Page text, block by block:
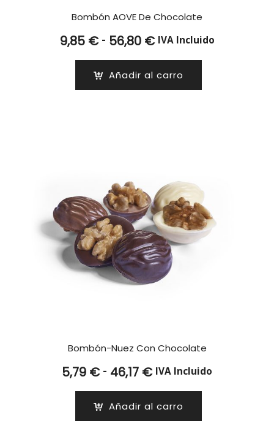
Bombón AOVE De Chocolate
9,85 € - 56,80 €Rango
desde
IVA Incluido
Añadir al carro
Bombón-Nuez Con Chocolate
5,79 € - 46,17 €Rango
desde
IVA Incluido
Añadir al carro